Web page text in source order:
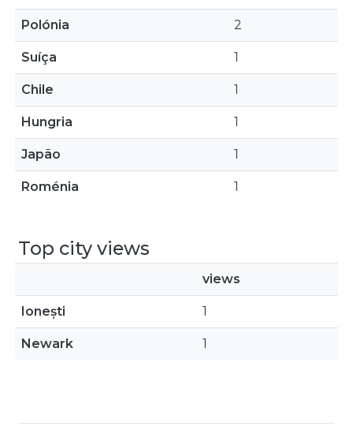
Polónia 2
Suíça 1
Chile 1
Hungria 1
Japão 1
Roménia 1
Top city views
views
Ionești 1
Newark 1